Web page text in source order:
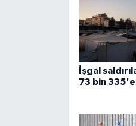
İşgal
73 bin
Kars Müftülüğü
Kastamonu